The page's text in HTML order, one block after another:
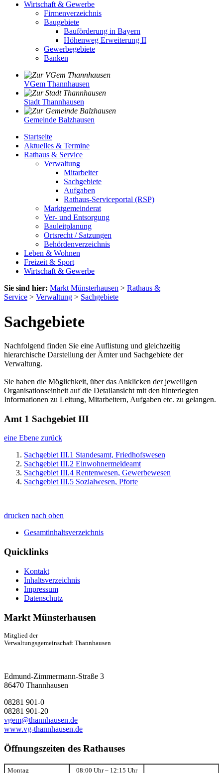
Wirtschaft & Gewerbe
Firmenverzeichnis
Baugebiete
Bauförderung in Bayern
Höhenweg Erweiterung II
Gewerbegebiete
Banken
VGem Thannhausen
Stadt Thannhausen
Gemeinde Balzhausen
Startseite
Aktuelles & Termine
Rathaus & Service
Verwaltung
Mitarbeiter
Sachgebiete
Aufgaben
Rathaus-Serviceportal (RSP)
Marktgemeinderat
Ver- und Entsorgung
Bauleitplanung
Ortsrecht / Satzungen
Behördenverzeichnis
Leben & Wohnen
Freizeit & Sport
Wirtschaft & Gewerbe
Sie sind hier: Markt Münsterhausen > Rathaus &
Service > Verwaltung > Sachgebiete
Sachgebiete
Nachfolgend finden Sie eine Auflistung und gleichzeitig
hierarchische Darstellung der Ämter und Sachgebiete der
Verwaltung.
Sie haben die Möglichkeit, über das Anklicken der jeweiligen
Organisationseinheit auf die Detailansicht mit den hinterlegten
Informationen zu Leitung, Mitarbeitern, Aufgaben etc. zu gelangen.
Amt 1 Sachgebiet III
eine Ebene zurück
Sachgebiet III.1 Standesamt, Friedhofswesen
Sachgebiet III.2 Einwohnermeldeamt
Sachgebiet III.4 Rentenwesen, Gewerbewesen
Sachgebiet III.5 Sozialwesen, Pforte
drucken nach oben
Gesamtinhaltsverzeichnis
Quicklinks
Kontakt
Inhaltsverzeichnis
Impressum
Datenschutz
Markt Münsterhausen
Mitglied der
Verwaltungsgemeinschaft Thannhausen
Edmund-Zimmermann-Straße 3
86470 Thannhausen
08281 901-0
08281 901-20
vgem@thannhausen.de
www.vg-thannhausen.de
Öffnungszeiten des Rathauses
Montag 08:00 Uhr – 12:15 Uhr